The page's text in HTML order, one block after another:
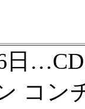
日
コン